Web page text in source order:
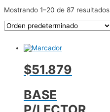
Mostrando 1–20 de 87 resultados
$51.879
BASE